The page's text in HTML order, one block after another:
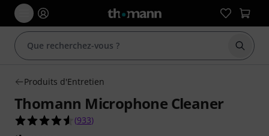
Produits d'Entretien
Thomann Microphone Cleaner
4.6 étoiles sur 5 d'après 933 évaluations clients
(933)